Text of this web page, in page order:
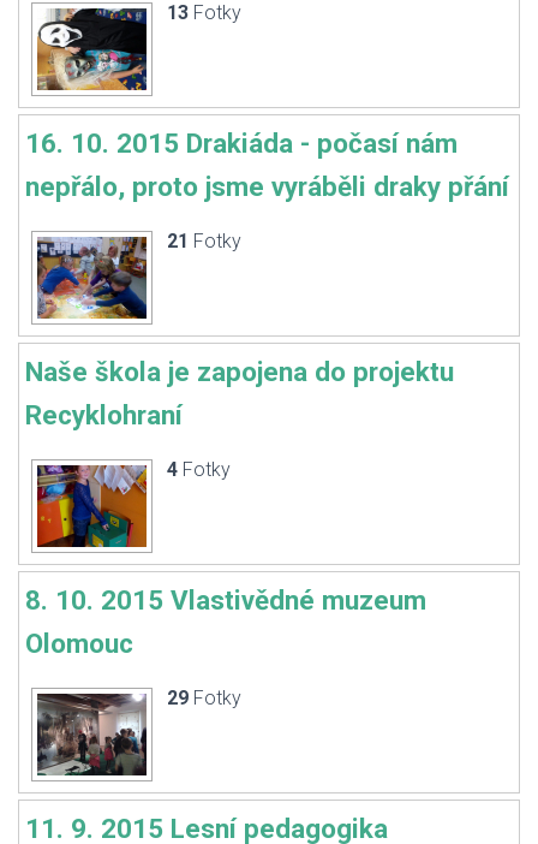
13 Fotky
16. 10. 2015 Drakiáda - počasí nám
nepřálo, proto jsme vyráběli draky přání
21 Fotky
Naše škola je zapojena do projektu
Recyklohraní
4 Fotky
8. 10. 2015 Vlastivědné muzeum
Olomouc
29 Fotky
11. 9. 2015 Lesní pedagogika